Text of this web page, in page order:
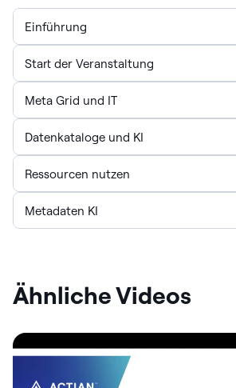
Einführung
Start der Veranstaltung
Meta Grid und IT
Datenkataloge und KI
Ressourcen nutzen
Metadaten KI
Ähnliche Videos